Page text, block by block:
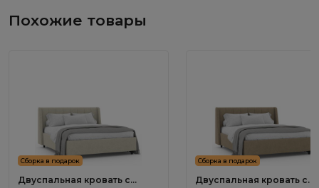
Похожие товары
Сборка в подарок
Двуспальная кровать с
Сборка в подарок
Двуспальная кровать с